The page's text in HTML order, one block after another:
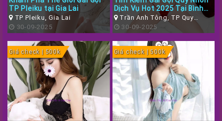
TP Pleiku tại Gia Lai
TP Pleiku, Gia Lai
30-09-2025
Dịch Vụ Hot 2025 Tại Bình
Định
Trần Anh Tông, TP Quy
Nhơn, Bình Định
30-09-2025
Giá check | 500k Giá check | 500k